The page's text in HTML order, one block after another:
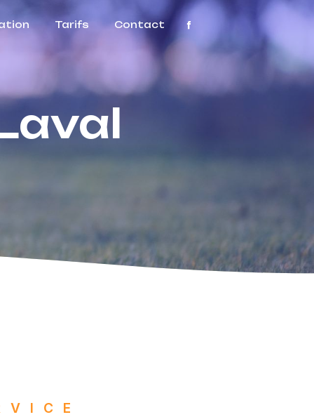
Tarifs Contact